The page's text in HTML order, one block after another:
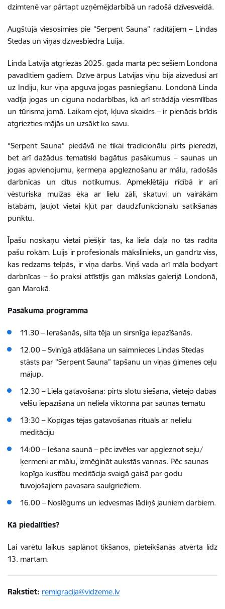
dzimtenē var pārtapt uzņēmējdarbībā un radošā dzīvesveidā.
Augštūjā viesosimies pie “Serpent Sauna” radītājiem – Lindas
Stedas un viņas dzīvesbiedra Luija.
Linda Latvijā atgriezās 2025. gada martā pēc sešiem Londonā
pavadītiem gadiem. Dzīve ārpus Latvijas viņu bija aizvedusi arī
uz Indiju, kur viņa apguva jogas pasniegšanu. Londonā Linda
vadīja jogas un ciguna nodarbības, kā arī strādāja viesmīlības
un tūrisma jomā. Laikam ejot, kļuva skaidrs – ir pienācis brīdis
atgriezties mājās un uzsākt ko savu.
“Serpent Sauna” piedāvā ne tikai tradicionālu pirts pieredzi,
bet arī dažādus tematiski bagātus pasākumus – saunas un
jogas apvienojumu, ķermeņa apgleznošanu ar mālu, radošās
darbnīcas un citus notikumus. Apmeklētāju rīcībā ir arī
vēsturiska muižas ēka ar lielu zāli, skatuvi un vairākām
istabām, ļaujot vietai kļūt par daudzfunkcionālu satikšanās
punktu.
Īpašu noskaņu vietai piešķir tas, ka liela daļa no tās radīta
pašu rokām. Luijs ir profesionāls mākslinieks, un gandrīz viss,
kas redzams telpās, ir viņa darbs. Viņš vada arī māla bodyart
darbnīcas – šo praksi attīstījis gan mākslas galerijā Londonā,
gan Marokā.
Pasākuma programma
11.30 – Ierašanās, silta tēja un sirsnīga iepazīšanās.
12.00 – Svinīgā atklāšana un saimnieces Lindas Stedas
stāsts par “Serpent Sauna” tapšanu un viņas ģimenes ceļu
mājup.
12.30 – Lielā gatavošana: pirts slotu siešana, vietējo dabas
velšu iepazīšana un neliela viktorīna par saunas tematu
13:30 – Kopīgas tējas gatavošanas rituāls ar nelielu
meditāciju
14:00 – Iešana saunā – pēc izvēles var apgleznot seju/
ķermeni ar mālu, izmēģināt aukstās vannas. Pēc saunas
kopīga kustību meditācija svaigā gaisā par godu
tuvojošajiem pavasara saulgriežiem.
16.00 – Noslēgums un iedvesmas lādiņš jauniem darbiem.
Kā piedalīties?
Lai varētu laikus saplānot tikšanos, pieteikšanās atvērta līdz
13. martam.
Rakstiet: remigracija@vidzeme.lv